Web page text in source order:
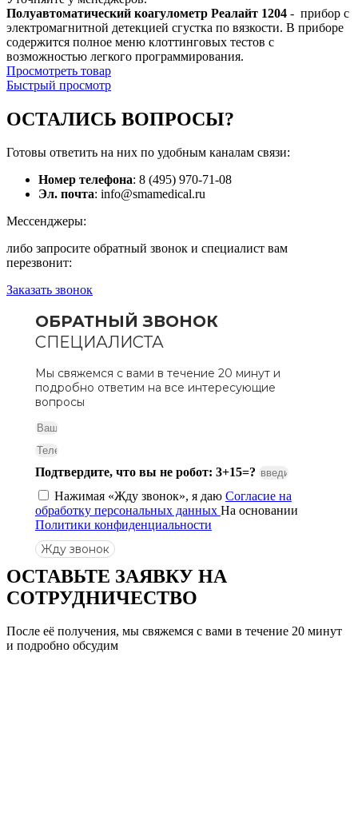
Полуавтоматический коагулометр Реалайт 1204 - прибор с
электромагнитной детекцией сгустка по вязкости. В приборе
содержится полное меню клоттинговых тестов с
возможностью легкого программирования.
Просмотреть товар
Быстрый просмотр
ОСТАЛИСЬ ВОПРОСЫ?
Готовы ответить на них по удобным каналам связи:
Номер телефона: 8 (495) 970-71-08
Эл. почта: info@smamedical.ru
Мессенджеры:
либо запросите обратный звонок и специалист вам
перезвонит:
Заказать звонок
ОБРАТНЫЙ ЗВОНОК
СПЕЦИАЛИСТА
Мы свяжемся с вами в течение 20 минут и
подробно ответим на все интересующие
вопросы
Подтвердите, что вы не робот: 3+15=?
Нажимая «Жду звонок», я даю Согласие на
обработку персональных данных На основании
Политики конфиденциальности
Жду звонок
ОСТАВЬТЕ ЗАЯВКУ НА
СОТРУДНИЧЕСТВО
После её получения, мы свяжемся с вами в течение 20 минут
и подробно обсудим